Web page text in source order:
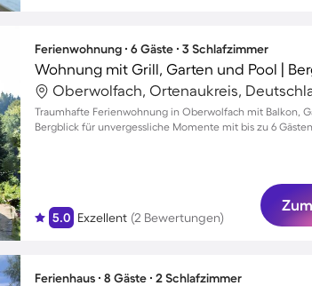
Ferienwohnung ∙ 6 Gäste ∙ 3 Schlafzimmer
Wohnung mit Grill, Garten und Pool |
Oberwolfach, Ortenaukreis,
Traumhafte Ferienwohnung in Oberwolfach mit Balkon,
Bergblick für unvergessliche Momente mit bis zu 6 Gästen
5.0 Exzellent (2 Bewertungen)
Ferienhaus ∙ 8 Gäste ∙ 2 Schlafzimmer